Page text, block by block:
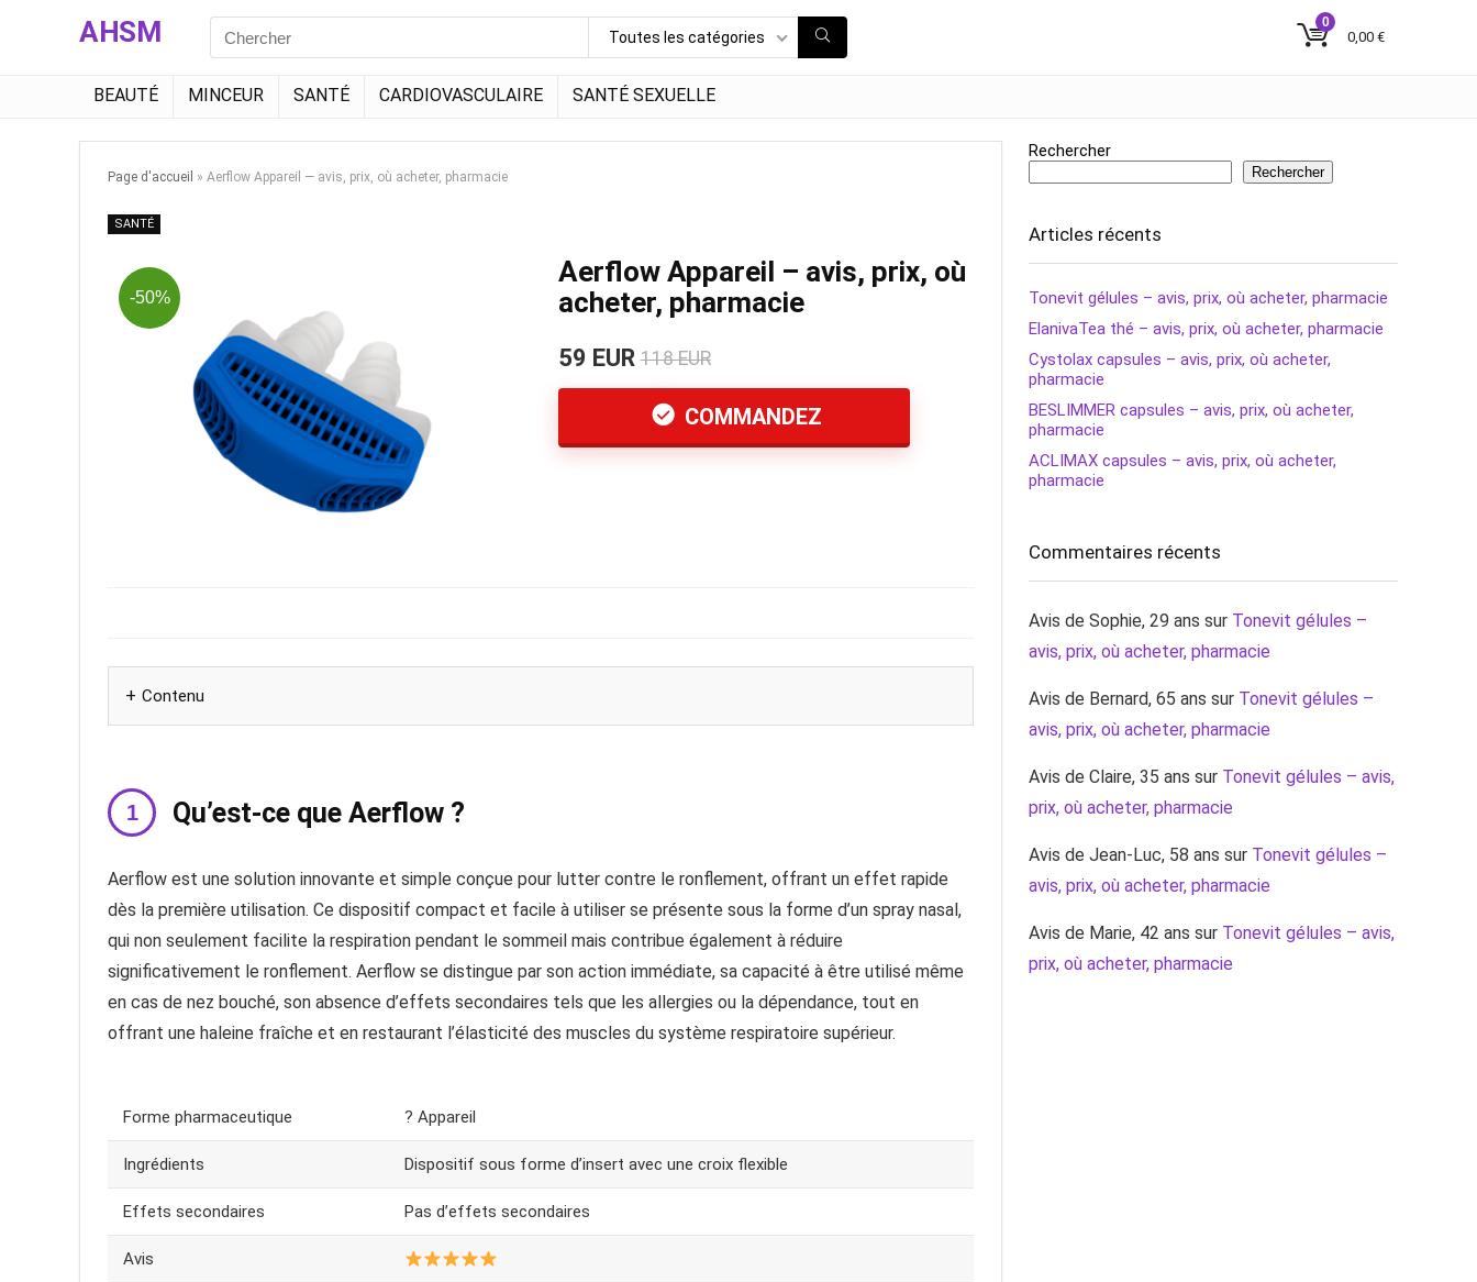
AHSM
Search
for:
Toutes les catégories
0
0,00 €
BEAUTÉ MINCEUR SANTÉ CARDIOVASCULAIRE SANTÉ SEXUELLE
Page d'accueil » Aerflow Appareil — avis, prix, où acheter, pharmacie
SANTÉ
-50%
Aerflow Appareil – avis, prix, où
acheter, pharmacie
59 EUR 118 EUR
COMMANDEZ
Contenu
Qu’est-ce que Aerflow ?
Aerflow est une solution innovante et simple conçue pour lutter contre le ronflement, offrant un effet rapide
dès la première utilisation. Ce dispositif compact et facile à utiliser se présente sous la forme d’un spray nasal,
qui non seulement facilite la respiration pendant le sommeil mais contribue également à réduire
significativement le ronflement. Aerflow se distingue par son action immédiate, sa capacité à être utilisé même
en cas de nez bouché, son absence d’effets secondaires tels que les allergies ou la dépendance, tout en
offrant une haleine fraîche et en restaurant l’élasticité des muscles du système respiratoire supérieur.
Forme pharmaceutique ? Appareil
Ingrédients Dispositif sous forme d’insert avec une croix flexible
Effets secondaires Pas d’effets secondaires
Avis
Rechercher
Rechercher
Articles récents
Tonevit gélules – avis, prix, où acheter, pharmacie
ElanivaTea thé – avis, prix, où acheter, pharmacie
Cystolax capsules – avis, prix, où acheter,
pharmacie
BESLIMMER capsules – avis, prix, où acheter,
pharmacie
ACLIMAX capsules – avis, prix, où acheter,
pharmacie
Commentaires récents
Avis de Sophie, 29 ans sur Tonevit gélules –
avis, prix, où acheter, pharmacie
Avis de Bernard, 65 ans sur Tonevit gélules –
avis, prix, où acheter, pharmacie
Avis de Claire, 35 ans sur Tonevit gélules – avis,
prix, où acheter, pharmacie
Avis de Jean-Luc, 58 ans sur Tonevit gélules –
avis, prix, où acheter, pharmacie
Avis de Marie, 42 ans sur Tonevit gélules – avis,
prix, où acheter, pharmacie